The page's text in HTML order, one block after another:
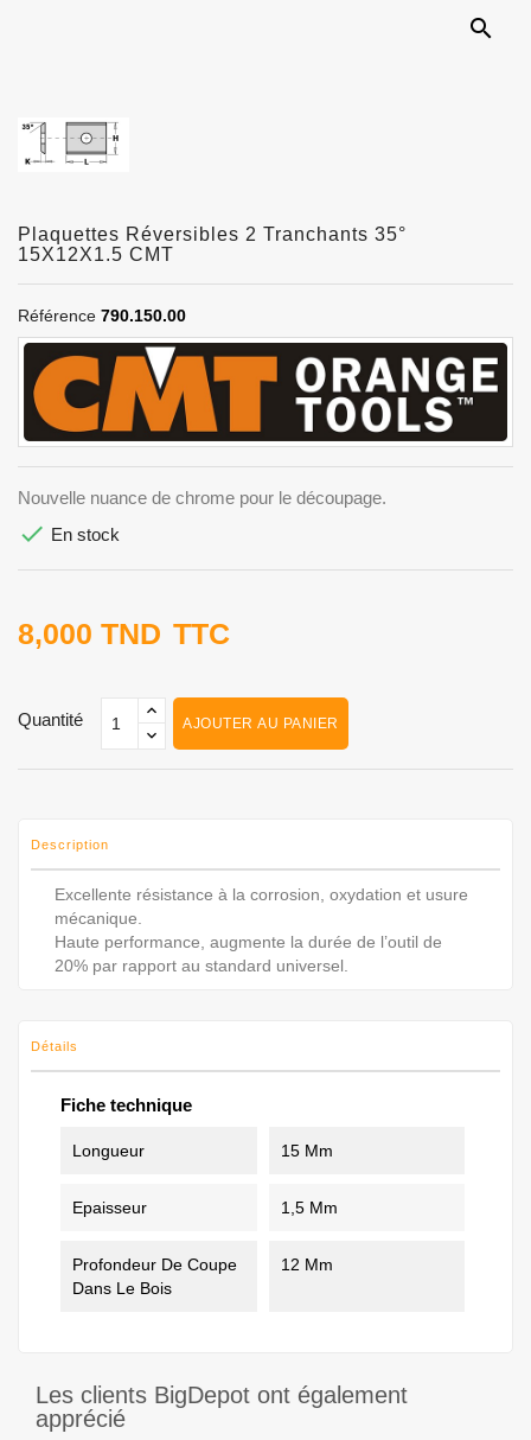
search
Plaquettes Réversibles 2 Tranchants 35°
15X12X1.5 CMT
Référence 790.150.00
Nouvelle nuance de chrome pour le découpage.
 En stock
8,000 TND TTC
Quantité AJOUTER AU PANIER
Description
Excellente résistance à la corrosion, oxydation et usure
mécanique.
Haute performance, augmente la durée de l’outil de
20% par rapport au standard universel.
Détails
Fiche technique
Longueur 15 Mm
Epaisseur 1,5 Mm
Profondeur De Coupe
Dans Le Bois
12 Mm
Les clients BigDepot ont également
apprécié